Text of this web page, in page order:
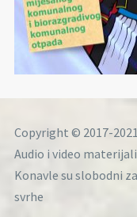
Copyright © 2017-
Audio i video
Konavle su slobodni
svrhe